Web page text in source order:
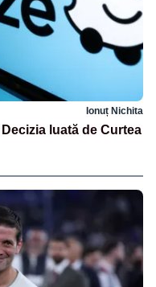
Ionuț Nichita
luată de Curtea